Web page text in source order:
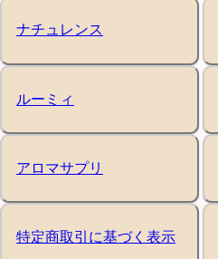
ナチュレンス
ルーミィ
アロマサプリ
特定商取引に基づく表示